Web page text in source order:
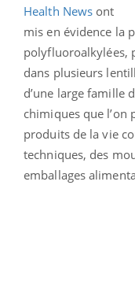
Health News ont
mis en évidence la
polyfluoroalkylées,
dans plusieurs
d’une large famille
chimiques que
produits de la vie
techniques, des
emballages